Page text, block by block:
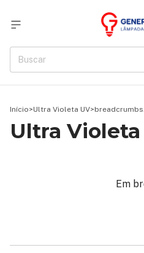
Início>Ultra Violeta UV>
Ultra
Em